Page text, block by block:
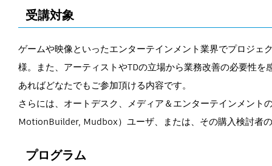
受講対象
ゲームや映像といったエンターテインメント業界でプロジ
様。また、アーティストやTDの立場から業務改善の必要性
あればどなたでもご参加頂ける内容です。
さらには、オートデスク、メディア＆エンターテインメン
MotionBuilder, Mudbox）ユーザ、または、その購入検討者
プログラム